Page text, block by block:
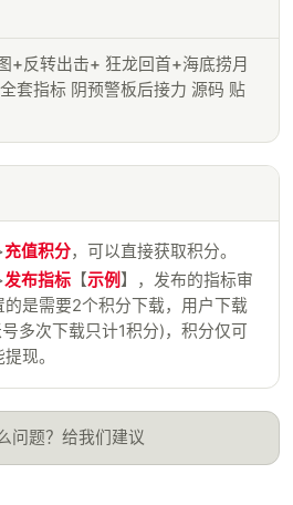
+反转出击+ 狂龙回首+海底捞月
套指标 阴预警板后接力 源码 贴
充值积分，可以直接获取积分。
发布指标 【示例 】，发布的指标审
是需要2个积分下载，用户下载
多次下载只计1积分)，积分仅可
现。
问题？给我们建议